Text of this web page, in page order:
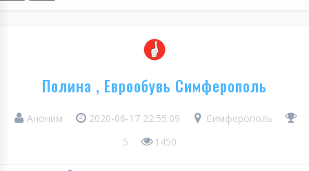
Полина , Еврообувь Симферополь
Аноним 2020-06-17 22:55:09
Симферополь
5
1450